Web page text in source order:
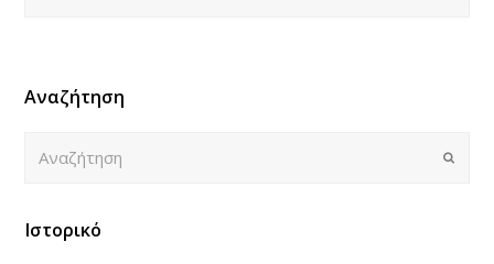
Αναζήτηση
Submit
Ιστορικό